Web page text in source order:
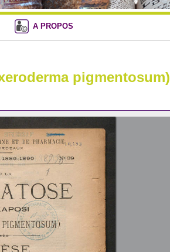
A PROPOS
pigmentosum)